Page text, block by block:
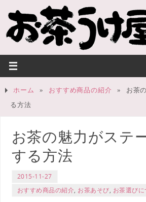
ホーム » おすすめ商品の紹介 »
お茶
る方法
お茶の魅力がステ
する方法
2015-11-27
おすすめ商品の紹介, お茶あそび, お茶選びに